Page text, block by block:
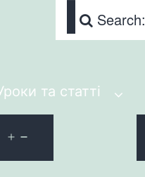
Search:
та статті